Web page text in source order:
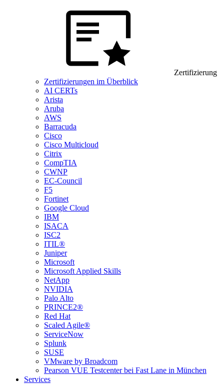
Zertifizierung
Zertifizierungen im Überblick
AI CERTs
Arista
Aruba
AWS
Barracuda
Cisco
Cisco Multicloud
Citrix
CompTIA
CWNP
EC-Council
F5
Fortinet
Google Cloud
IBM
ISACA
ISC2
ITIL®
Juniper
Microsoft
Microsoft Applied Skills
NetApp
NVIDIA
Palo Alto
PRINCE2®
Red Hat
Scaled Agile®
ServiceNow
Splunk
SUSE
VMware by Broadcom
Pearson VUE Testcenter bei Fast Lane in München
Services